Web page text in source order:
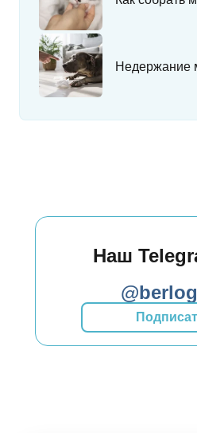
Недержание
Наш